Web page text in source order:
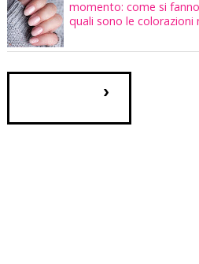
momento: come si
quali sono le colorazioni
›